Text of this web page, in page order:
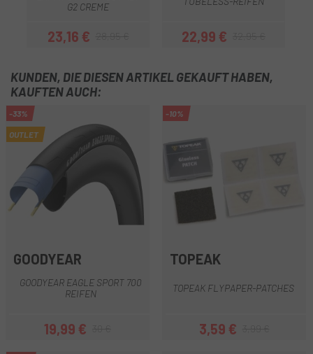
G2 CREME
Preis
23,16 €Regulärer Preis Preis
22,99 €Regulärer Preis
KUNDEN, DIE DIESEN ARTIKEL GEKAUFT HABEN,
KAUFTEN AUCH:
-33%
OUTLET
GOODYEAR
GOODYEAR EAGLE SPORT 700
REIFEN
Preis
19,99 €Regulärer Preis
-10%
TOPEAK
TOPEAK FLYPAPER-PATCHES
Preis
3,59 €Regulärer Preis